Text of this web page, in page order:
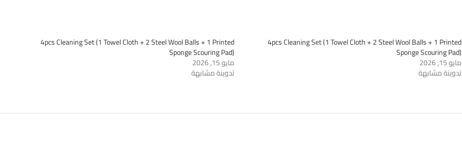
4pcs Cleaning Set (1 Towel Cloth + 2 Steel Wool Balls + 1 Printed
Sponge Scouring Pad)
مايو 15, 2026
تدوينة مشابهة
4pcs Cleaning Set (1 Towel Cloth + 2 Steel Wool Balls + 1 Printed
Sponge Scouring Pad)
مايو 15, 2026
تدوينة مشابهة